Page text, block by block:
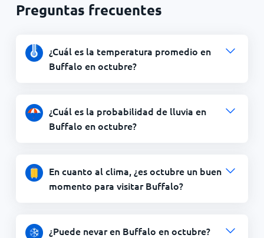
Preguntas frecuentes
¿Cuál es la temperatura promedio en
Buffalo en octubre?
¿Cuál es la probabilidad de lluvia en
Buffalo en octubre?
En cuanto al clima, ¿es octubre un buen
momento para visitar Buffalo?
¿Puede nevar en Buffalo en octubre?